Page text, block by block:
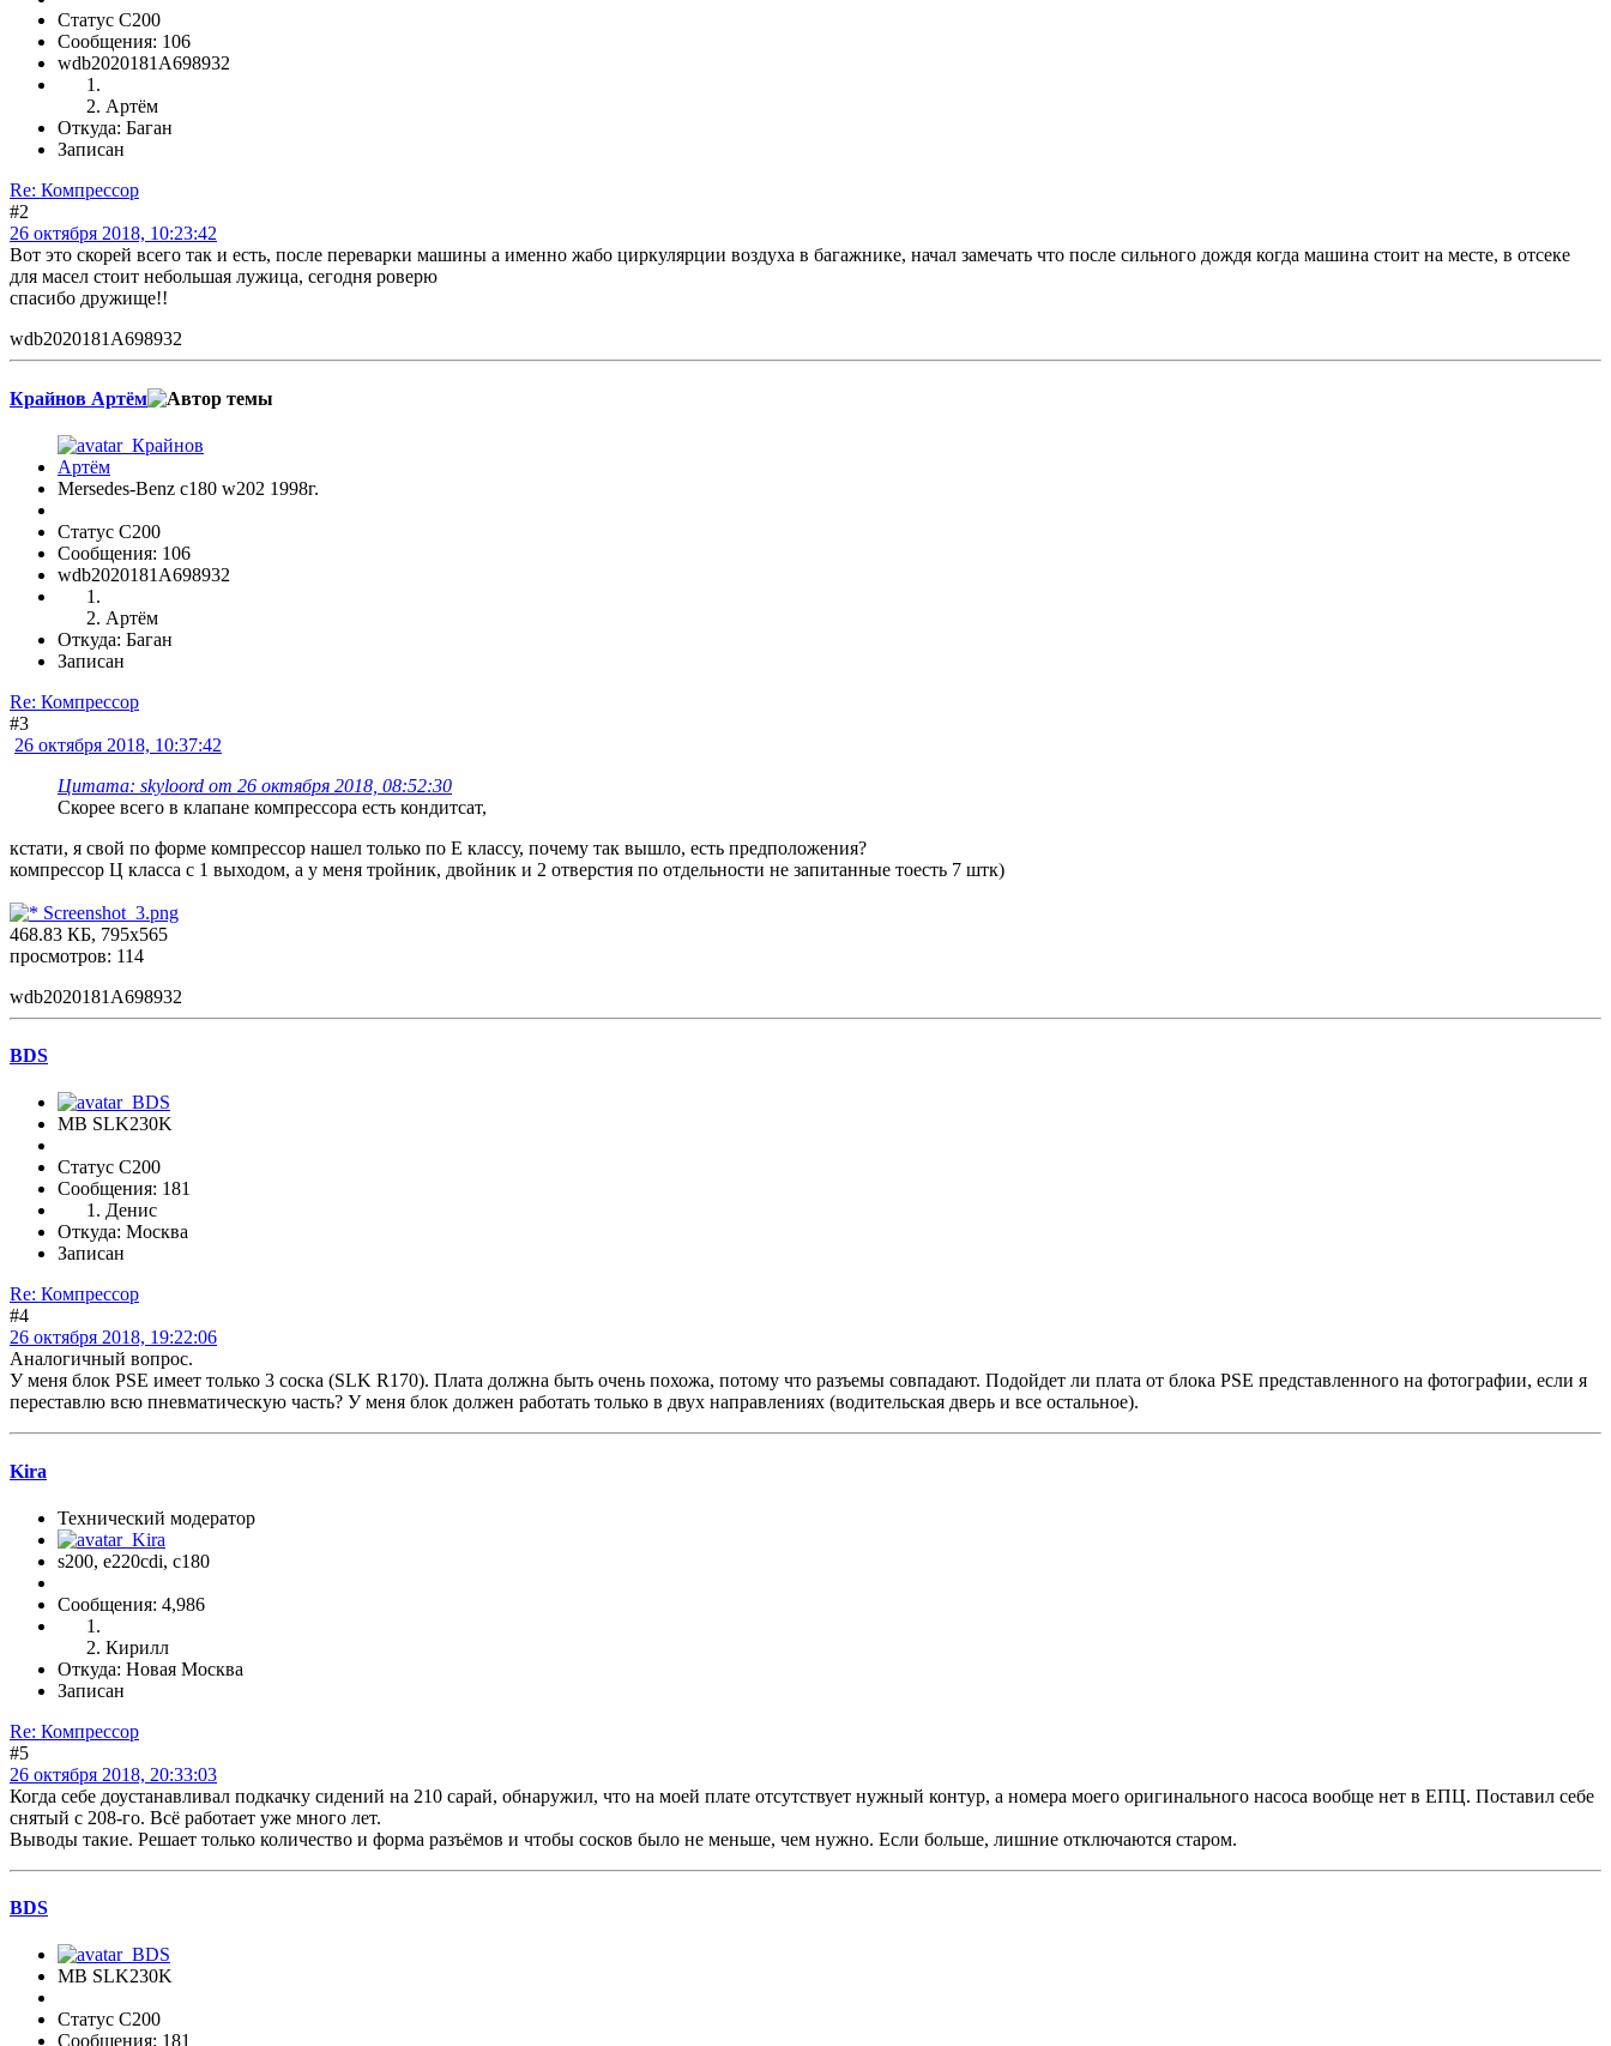
Статус C200
Сообщения: 106
wdb2020181A698932
Артём
Откуда: Баган
Записан
Re: Компрессор
#2
26 октября 2018, 10:23:42
Вот это скорей всего так и есть, после переварки машины а именно жабо циркулярции воздуха в багажнике, начал замечать что после сильного дождя когда машина стоит на месте, в отсеке
для масел стоит небольшая лужица, сегодня роверю
спасибо дружище!!
wdb2020181A698932
Крайнов Артём
Mersedes-Benz c180 w202 1998г.
Статус C200
Сообщения: 106
wdb2020181A698932
Артём
Откуда: Баган
Записан
Re: Компрессор
#3
26 октября 2018, 10:37:42
Цитата: skyloord от 26 октября 2018, 08:52:30
Скорее всего в клапане компрессора есть кондитсат,
кстати, я свой по форме компрессор нашел только по Е классу, почему так вышло, есть предположения?
компрессор Ц класса с 1 выходом, а у меня тройник, двойник и 2 отверстия по отдельности не запитанные тоесть 7 штк)
Screenshot_3.png
468.83 КБ, 795x565
просмотров: 114
wdb2020181A698932
BDS
MB SLK230K
Статус C200
Сообщения: 181
Денис
Откуда: Москва
Записан
Re: Компрессор
#4
26 октября 2018, 19:22:06
Аналогичный вопрос.
У меня блок PSE имеет только 3 соска (SLK R170). Плата должна быть очень похожа, потому что разъемы совпадают. Подойдет ли плата от блока PSE представленного на фотографии, если я
переставлю всю пневматическую часть? У меня блок должен работать только в двух направлениях (водительская дверь и все остальное).
Kira
Технический модератор
s200, е220cdi, с180
Сообщения: 4,986
Кирилл
Откуда: Новая Москва
Записан
Re: Компрессор
#5
26 октября 2018, 20:33:03
Когда себе доустанавливал подкачку сидений на 210 сарай, обнаружил, что на моей плате отсутствует нужный контур, а номера моего оригинального насоса вообще нет в ЕПЦ. Поставил себе
снятый с 208-го. Всё работает уже много лет.
Выводы такие. Решает только количество и форма разъёмов и чтобы сосков было не меньше, чем нужно. Если больше, лишние отключаются старом.
BDS
MB SLK230K
Статус C200
Сообщения: 181